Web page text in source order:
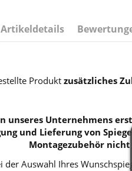
Artikeldetails
Produkt zusätzliches
unseres Unternehmens
und Lieferung von
Montagezubehör nicht
der Auswahl Ihres